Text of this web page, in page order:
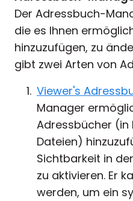
Der Adressbuch-
die es Ihnen
hinzuzufügen, zu
gibt zwei Arten von
Viewer's
Manager
Adressbücher (in
Dateien)
Sichtbarkeit in
zu aktivieren. Er
werden, um ein